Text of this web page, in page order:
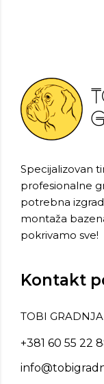
Specijalizovan
profesionalne
potrebna
montaža
pokrivamo sve!
Kontakt
TOBI
+381 60 55 22